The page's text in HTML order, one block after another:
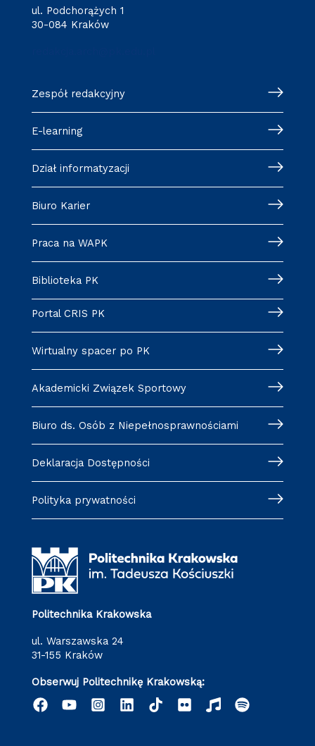
ul. Podchorążych 1
30-084 Kraków
Zespół redakcyjny
E-learning
Dział informatyzacji
Biuro Karier
Praca na WAPK
Biblioteka PK
Portal CRIS PK
Wirtualny spacer po PK
Akademicki Związek Sportowy
Biuro ds. Osób z Niepełnosprawnościami
Deklaracja Dostępności
Polityka prywatności
Politechnika Krakowska
ul. Warszawska 24
31-155 Kraków
Obserwuj Politechnikę Krakowską: